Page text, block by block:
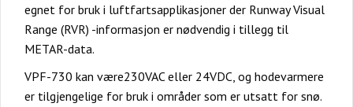
egnet for bruk i luftfartsapplikasjoner der Runway Visual
Range (RVR) -informasjon er nødvendig i tillegg til
METAR-data.
VPF-730 kan være230VAC eller 24VDC, og hodevarmere
er tilgjengelige for bruk i områder som er utsatt for snø.